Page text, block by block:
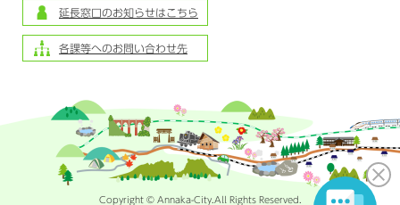
延長窓口のお知らせはこちら
各課等へのお問い合わせ先
Copyright © Annaka-City.All Rights Reserved.